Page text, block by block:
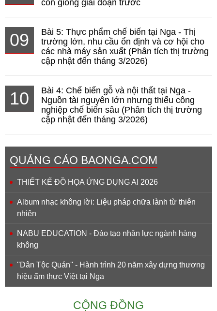
còn giống giai đoạn trước
09
Bài 5: Thực phẩm chế biến tại Nga - Thị
trường lớn, nhu cầu ổn định và cơ hội cho
các nhà máy sản xuất (Phân tích thị trường
cập nhật đến tháng 3/2026)
10
Bài 4: Chế biến gỗ và nội thất tại Nga -
Nguồn tài nguyên lớn nhưng thiếu công
nghiệp chế biến sâu (Phân tích thị trường
cập nhật đến tháng 3/2026)
QUẢNG CÁO BAONGA.COM
THIẾT KẾ ĐỒ HỌA ỨNG DỤNG AI 2026
Album nhạc không lời: Liệu pháp chữa lành từ thiên
nhiên
NABU EDUCATION - Đào tạo nhân lực ngành hàng
không
''Dân Tộc Quán'' - Hành trình 20 năm xây dựng thương
hiệu ẩm thực Việt tại Nga
CỘNG ĐỒNG